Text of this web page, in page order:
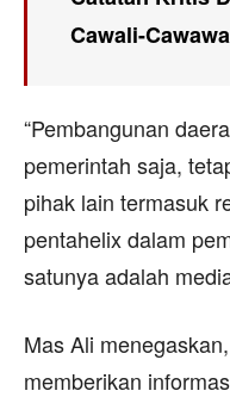
Cawali-
“Pembangunan
pemerintah saja,
pihak lain termasuk
pentahelix dalam
satunya adalah
Mas Ali
memberikan